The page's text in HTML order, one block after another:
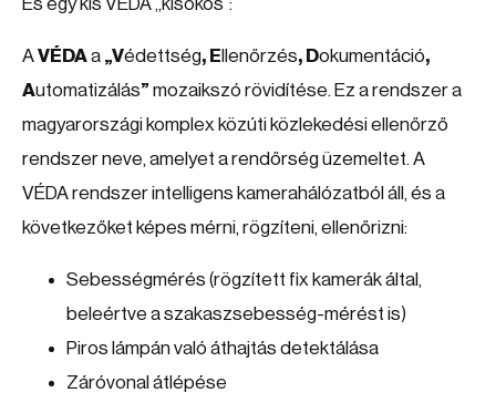
És egy kis VÉDA „kisokos”:
AVÉDAa „Védettség, E llenőrzés, Dokumentáció,
Automatizálás” mozaikszó rövidítése. Ez a rendszer a
magyarországi komplex közúti közlekedési ellenőrző
rendszer neve, amelyet a rendőrség üzemeltet. A
VÉDA rendszer intelligens kamerahálózatból áll, és a
következőket képes mérni, rögzíteni, ellenőrizni:
Sebességmérés (rögzített fix kamerák által,
beleértve a szakaszsebesség-mérést is)
Piros lámpán való áthajtás detektálása
Záróvonal átlépése